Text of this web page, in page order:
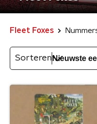
Fleet Foxes
Sorteren